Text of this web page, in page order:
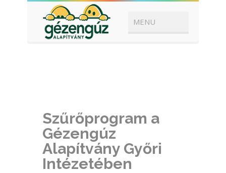
Szűrőprogram a
Gézengúz
Alapítvány Győri
Intézetében